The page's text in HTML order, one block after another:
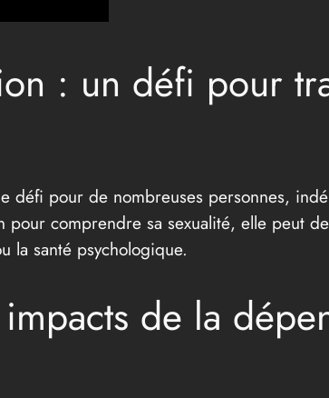
: un défi pour
défi pour de nombreuses personnes,
pour comprendre sa sexualité, elle peut
la santé psychologique.
de la